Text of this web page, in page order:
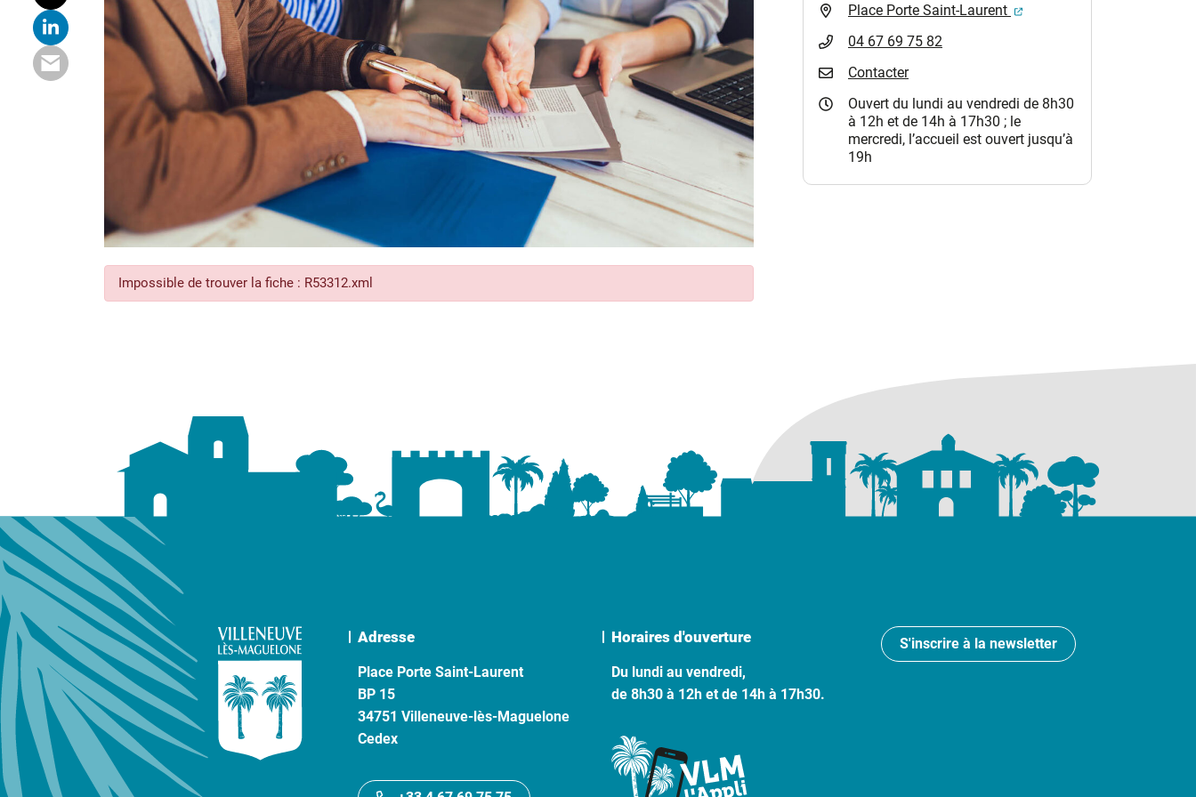
Impossible de trouver la fiche : R53312.xml
Place Porte Saint-Laurent
(ouverture dans un nouvel
04 67 69 75 82
Contacter
Ouvert du lundi au vendredi de 8h30
à 12h et de 14h à 17h30 ; le
mercredi, l’accueil est ouvert jusqu’à
19h
Adresse
Place Porte Saint-Laurent
BP 15
34751 Villeneuve-lès-Maguelone
Cedex
Horaires d'ouverture
Du lundi au vendredi,
de 8h30 à 12h et de 14h à 17h30.
S'inscrire à la newsletter